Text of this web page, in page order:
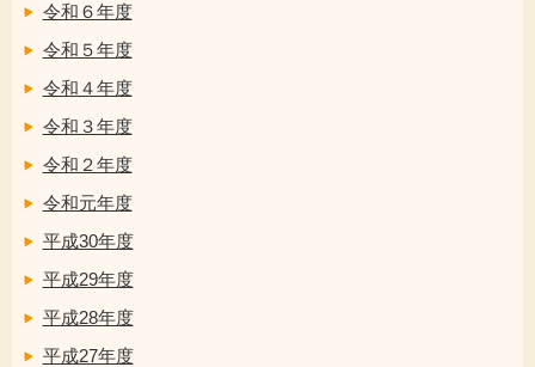
令和６年度
令和５年度
令和４年度
令和３年度
令和２年度
令和元年度
平成30年度
平成29年度
平成28年度
平成27年度